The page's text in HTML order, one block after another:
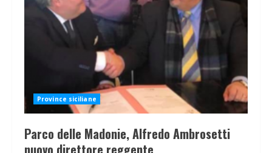
Province siciliane
Parco delle Madonie, Alfredo Ambrosetti